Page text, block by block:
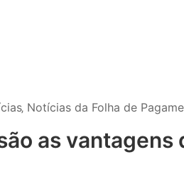
‚ Notícias da Folha de
as